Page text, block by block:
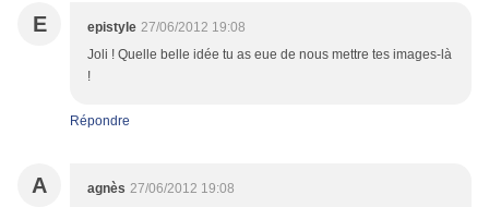
E epistyle 27/06/2012 19:08
Joli ! Quelle belle idée tu as eue de nous mettre tes images-là
!
Répondre
A agnès 27/06/2012 19:08